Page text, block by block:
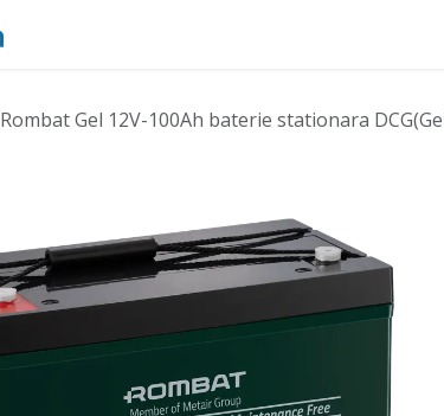
Rombat Gel 12V-100Ah baterie stationara